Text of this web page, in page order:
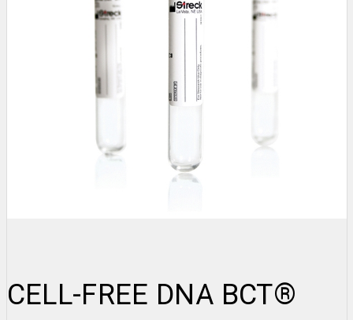
CELL-FREE DNA BCT®